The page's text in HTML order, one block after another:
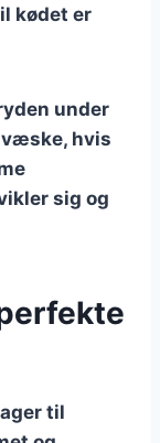
kødet er
under
hvis
sig og
til